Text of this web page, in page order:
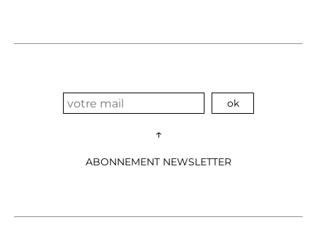
↑
ABONNEMENT NEWSLETTER